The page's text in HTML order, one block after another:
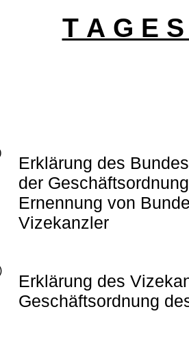
T A G E
Erklärung des
der
Ernennung von
Vizekanzler
Erklärung des
Geschäftsordnung